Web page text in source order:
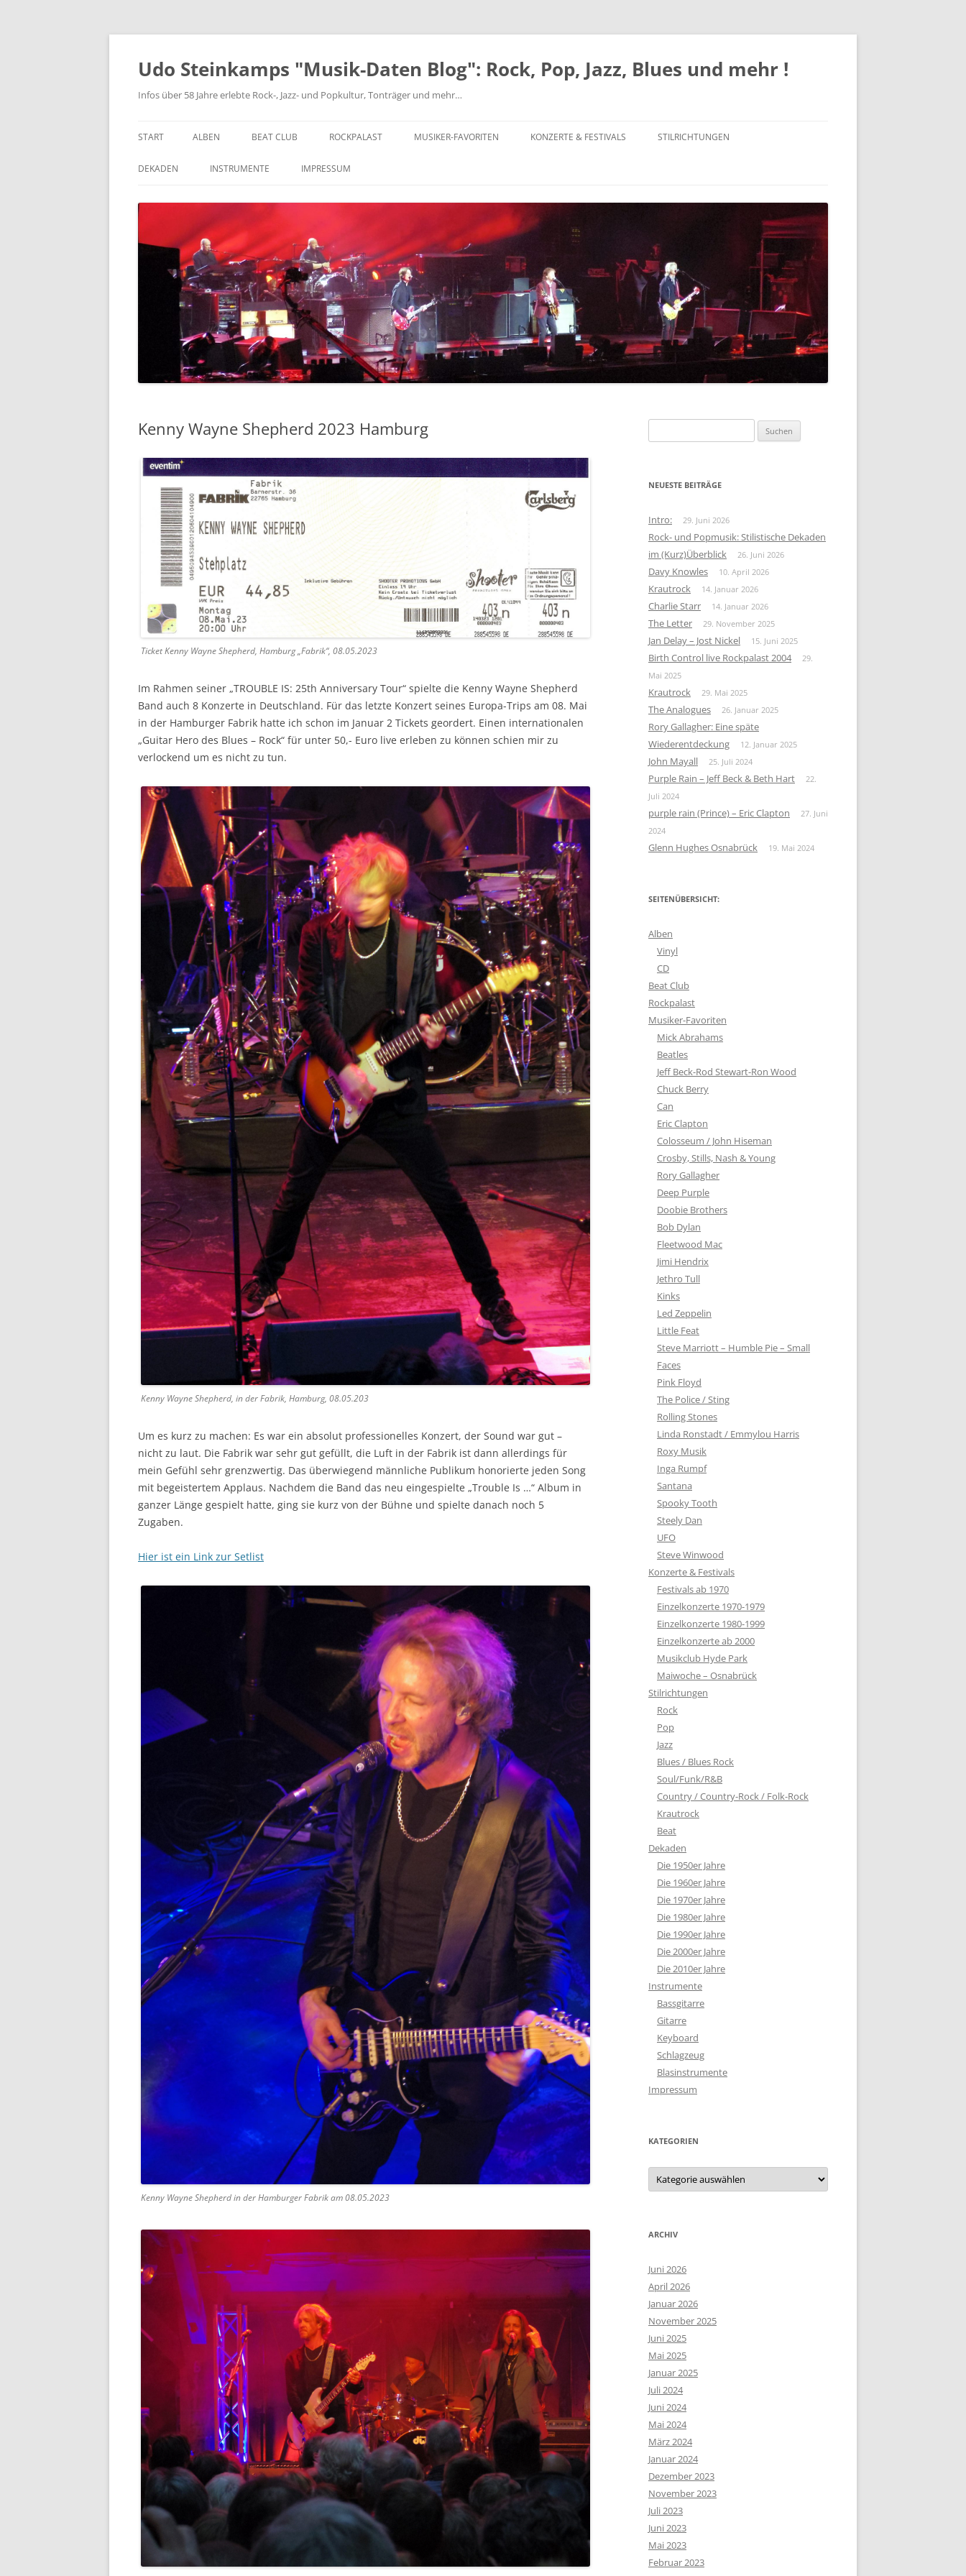
Zum
springen
Udo Steinkamps "Musik-Daten Blog": Rock, Pop, Jazz, Blues und mehr !
Infos über 58 Jahre erlebte Rock-, Jazz- und Popkultur, Tonträger und mehr…
START ALBEN
VINYL
BEAT CLUB ROCKPALAST MUSIKER-FAVORITEN
JEFF BECK-ROD STEWART-RON
WOOD
CHUCK BERRY
CAN
ERIC CLAPTON
COLOSSEUM / JOHN HISEMAN
DOOBIE BROTHERS
BOB DYLAN
FLEETWOOD MAC
JIMI HENDRIX
JETHRO TULL
LITTLE FEAT
STEVE MARRIOTT – HUMBLE PIE –
SMALL FACES
THE POLICE / STING
ROLLING STONES
LINDA RONSTADT / EMMYLOU
HARRIS
ROXY MUSIK
INGA RUMPF
SANTANA
SPOOKY TOOTH
STEELY DAN
UFO
STEVE WINWOOD
KONZERTE & FESTIVALS
EINZELKONZERTE 1980-1999
MUSIKCLUB HYDE PARK
MAIWOCHE – OSNABRÜCK
STILRICHTUNGEN
SOUL/FUNK/R&B
COUNTRY / COUNTRY-ROCK /
FOLK-ROCK
KRAUTROCK
DEKADEN
DIE 1960ER JAHRE
DIE 1970ER JAHRE
DIE 1980ER JAHRE
DIE 2000ER JAHRE
DIE 2010ER JAHRE
INSTRUMENTE
GITARRE
KEYBOARD
SCHLAGZEUG
BLASINSTRUMENTE
IMPRESSUM
Kenny Wayne Shepherd 2023 Hamburg
Ticket Kenny Wayne Shepherd, Hamburg „Fabrik“, 08.05.2023
Im Rahmen seiner „TROUBLE IS: 25th Anniversary Tour“ spielte die Kenny Wayne Shepherd
Band auch 8 Konzerte in Deutschland. Für das letzte Konzert seines Europa-Trips am 08. Mai
in der Hamburger Fabrik hatte ich schon im Januar 2 Tickets geordert. Einen internationalen
„Guitar Hero des Blues – Rock“ für unter 50,- Euro live erleben zu können schien mir zu
verlockend um es nicht zu tun.
Kenny Wayne Shepherd, in der Fabrik, Hamburg, 08.05.203
Um es kurz zu machen: Es war ein absolut professionelles Konzert, der Sound war gut –
nicht zu laut. Die Fabrik war sehr gut gefüllt, die Luft in der Fabrik ist dann allerdings für
mein Gefühl sehr grenzwertig. Das überwiegend männliche Publikum honorierte jeden Song
mit begeistertem Applaus. Nachdem die Band das neu eingespielte „Trouble Is …“ Album in
ganzer Länge gespielt hatte, ging sie kurz von der Bühne und spielte danach noch 5
Zugaben.
Hier ist ein Link zur Setlist
Kenny Wayne Shepherd in der Hamburger Fabrik am 08.05.2023
nach:
NEUESTE BEITRÄGE
Intro: 29. Juni 2026
Rock- und Popmusik: Stilistische Dekaden
im (Kurz)Überblick
26. Juni 2026
Davy Knowles 10. April 2026
Krautrock 14. Januar 2026
Charlie Starr 14. Januar 2026
The Letter 29. November 2025
Jan Delay – Jost Nickel 15. Juni 2025
Birth Control live Rockpalast 2004
29.
Mai 2025
Krautrock 29. Mai 2025
The Analogues 26. Januar 2025
Rory Gallagher: Eine späte
Wiederentdeckung
12. Januar 2025
John Mayall 25. Juli 2024
Purple Rain – Jeff Beck & Beth Hart
22.
Juli 2024
purple rain (Prince) – Eric Clapton
27. Juni
2024
Glenn Hughes Osnabrück 19. Mai 2024
SEITENÜBERSICHT:
Alben
Vinyl
CD
Beat Club
Rockpalast
Musiker-Favoriten
Mick Abrahams
Beatles
Jeff Beck-Rod Stewart-Ron Wood
Chuck Berry
Can
Eric Clapton
Colosseum / John Hiseman
Crosby, Stills, Nash & Young
Rory Gallagher
Deep Purple
Doobie Brothers
Bob Dylan
Fleetwood Mac
Jimi Hendrix
Jethro Tull
Kinks
Led Zeppelin
Little Feat
Steve Marriott – Humble Pie – Small
Faces
Pink Floyd
The Police / Sting
Rolling Stones
Linda Ronstadt / Emmylou Harris
Roxy Musik
Inga Rumpf
Santana
Spooky Tooth
Steely Dan
UFO
Steve Winwood
Konzerte & Festivals
Festivals ab 1970
Einzelkonzerte 1970-1979
Einzelkonzerte 1980-1999
Einzelkonzerte ab 2000
Musikclub Hyde Park
Maiwoche – Osnabrück
Stilrichtungen
Rock
Pop
Jazz
Blues / Blues Rock
Soul/Funk/R&B
Country / Country-Rock / Folk-Rock
Krautrock
Beat
Dekaden
Die 1950er Jahre
Die 1960er Jahre
Die 1970er Jahre
Die 1980er Jahre
Die 1990er Jahre
Die 2000er Jahre
Die 2010er Jahre
Instrumente
Bassgitarre
Gitarre
Keyboard
Schlagzeug
Blasinstrumente
Impressum
KATEGORIEN
Kategorien
ARCHIV
Juni 2026
April 2026
Januar 2026
November 2025
Juni 2025
Mai 2025
Januar 2025
Juli 2024
Juni 2024
Mai 2024
März 2024
Januar 2024
Dezember 2023
November 2023
Juli 2023
Juni 2023
Mai 2023
Februar 2023